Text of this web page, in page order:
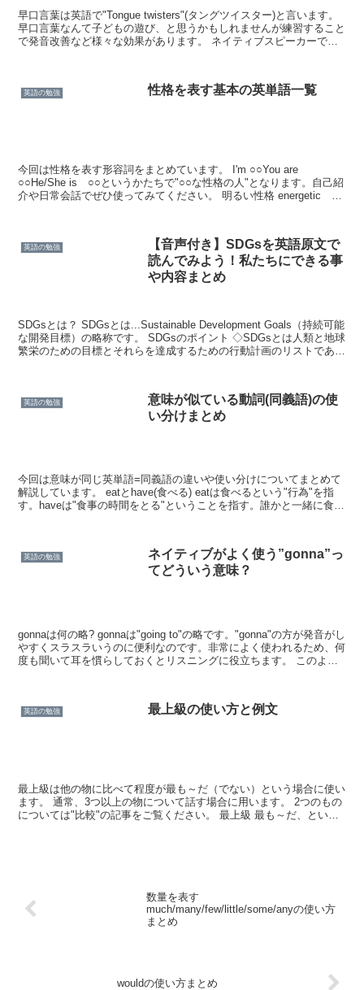
早口言葉は英語で"Tongue twisters"(タングツイスター)と言います。
早口言葉なんて子どもの遊び、と思うかもしれませんが練習すること
で発音改善など様々な効果があります。 ネイティブスピーカーです
英語の勉強 性格を表す基本の英単語一覧
今回は性格を表す形容詞をまとめています。 I'm ○○You are
○○He/She is ○○というかたちで"○○な性格の人"となります。自己紹
介や日常会話でぜひ使ってみてください。 明るい性格 energetic 元
英語の勉強
【音声付き】SDGsを英語原文で
読んでみよう！私たちにできる事
や内容まとめ
SDGsとは？ SDGsとは...Sustainable Development Goals（持続可能
な開発目標）の略称です。 SDGsのポイント ◇SDGsとは人類と地球
繁栄のための目標とそれらを達成するための行動計画のリストである
英語の勉強
意味が似ている動詞(同義語)の使
い分けまとめ
今回は意味が同じ英単語=同義語の違いや使い分けについてまとめて
解説しています。 eatとhave(食べる) eatは食べるという"行為"を指
す。haveは"食事の時間をとる"ということを指す。誰かと一緒に食事
英語の勉強
ネイティブがよく使う”gonna”っ
てどういう意味？
gonnaは何の略? gonnaは"going to"の略です。"gonna"の方が発音がし
やすくスラスラいうのに便利なのです。非常によく使われるため、何
度も聞いて耳を慣らしておくとリスニングに役立ちます。 このよう
英語の勉強 最上級の使い方と例文
最上級は他の物に比べて程度が最も～だ（でない）という場合に使い
ます。 通常、3つ以上の物について話す場合に用います。 2つのもの
については"比較"の記事をご覧ください。 最上級 最も～だ、という
数量を表す
much/many/few/little/some/anyの使い方
まとめ
wouldの使い方まとめ